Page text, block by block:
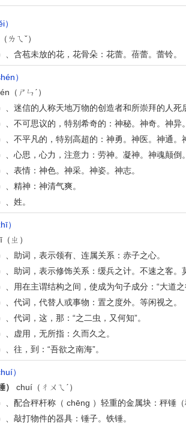
）
ㄌㄟˇ）
、含苞未放的花，花骨朵：花蕾。蓓蕾。蕾铃。
）
（ㄕㄣˊ）
、迷信的人称天地万物的创造者和所崇拜的人
、不可思议的，特别希奇的：神秘。神奇。神异
、不平凡的，特别高超的：神勇。神医。神通。
、心思，心力，注意力：劳神。凝神。神魂颠倒。
、表情：神色。神采。神姿。神志。
、精神：神清气爽。
、姓。
）
ㄓ）
、助词，表示领有、连属关系：赤子之心。
、助词，表示修饰关系：缓兵之计。不速之客。
、用在主谓结构之间，使成为句子成分：“大道之
、代词，代替人或事物：置之度外。等闲视之。
、代词，这，那：“之二虫，又何知”。
、虚用，无所指：久而久之。
、往，到：“吾欲之南海”。
）
）
chuí（ㄔㄨㄟˊ）
、配合秤杆称（ chēng ）轻重的金属块：秤锤（
、敲打物件的器具：锤子。铁锤。